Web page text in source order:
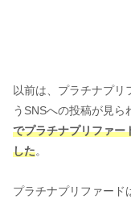
以前は、プラチナプリ
うSNSへの投稿が見ら
でプラチナプリファー
した。
プラチナプリファード